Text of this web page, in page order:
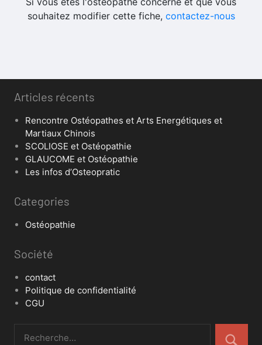
souhaitez modifier cette fiche, contactez-nous
Articles récents
Rencontre Ostéopathes et Arts Energétiques et
Martiaux Chinois
SCOLIOSE et Ostéopathie
GLAUCOME et Ostéopathie
Les infos d’Osteopratic
Categories
Ostéopathie
Société
contact
Politique de confidentialité
CGU